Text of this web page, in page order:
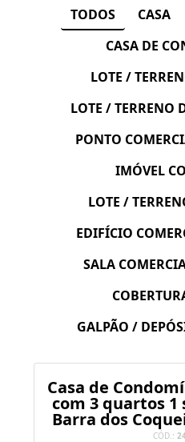
TODOS CASA
CASA DE
LOTE /
LOTE / TERRENO
PONTO
IMÓVEL
LOTE /
EDIFÍCIO
SALA
GALPÃO /
Casa de
com 3 quartos
Barra dos
CÓD.: